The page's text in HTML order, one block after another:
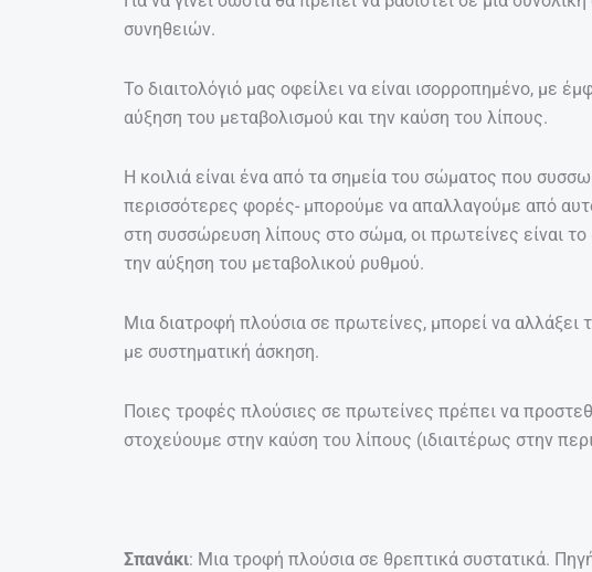
συνηθειών.
Το διαιτολόγιό μας οφείλει να είναι ισορροπημένο, με
αύξηση του μεταβολισμού και την καύση του λίπους.
Η κοιλιά είναι ένα από τα σημεία του σώματος που
περισσότερες φορές- μπορούμε να απαλλαγούμε από
στη συσσώρευση λίπους στο σώμα, οι πρωτείνες είναι το
την αύξηση του μεταβολικού ρυθμού.
Μια διατροφή πλούσια σε πρωτείνες, μπορεί να
με συστηματική άσκηση.
Ποιες τροφές πλούσιες σε πρωτείνες πρέπει να
στοχεύουμε στην καύση του λίπους (ιδιαιτέρως στην
Σπανάκι: Μια τροφή πλούσια σε θρεπτικά συστατικά.